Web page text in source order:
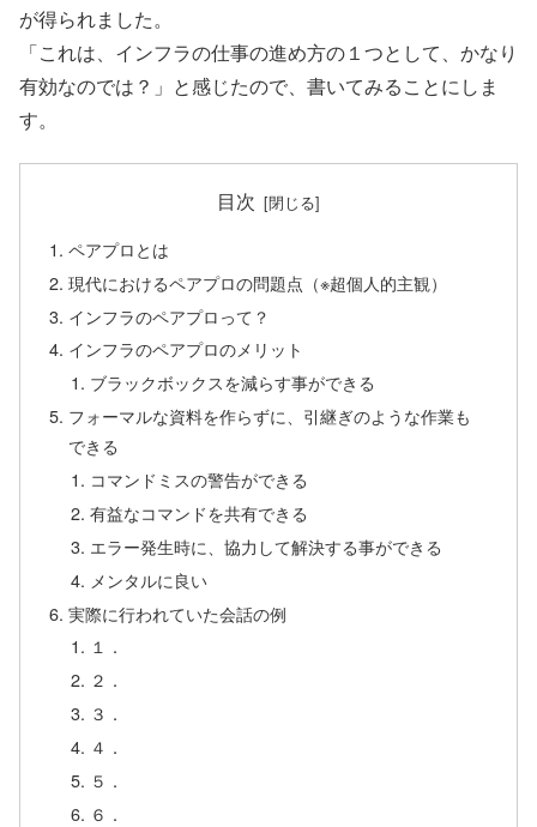
が得られました。
「これは、インフラの仕事の進め方の１つとして、かなり
有効なのでは？」と感じたので、書いてみることにしま
す。
目次
ペアプロとは
現代におけるペアプロの問題点（※超個人的主観）
インフラのペアプロって？
インフラのペアプロのメリット
ブラックボックスを減らす事ができる
フォーマルな資料を作らずに、引継ぎのような作業も
できる
コマンドミスの警告ができる
有益なコマンドを共有できる
エラー発生時に、協力して解決する事ができる
メンタルに良い
実際に行われていた会話の例
１．
２．
３．
４．
５．
６．